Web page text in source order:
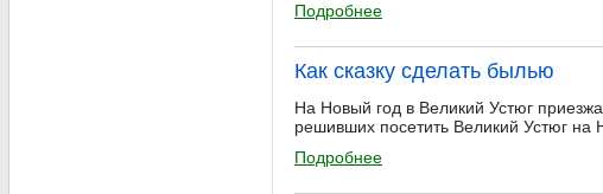
Подробнее
Как сказку сделать былью
На Новый год в Великий Устюг
решивших посетить Великий Устюг на
Подробнее